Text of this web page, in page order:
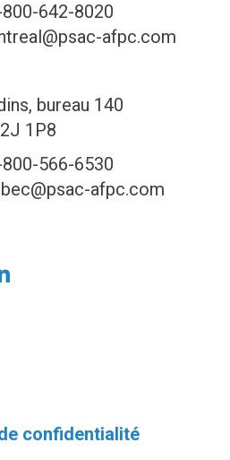
642-8020
afpc.com
bureau 140
1P8
566-6530
afpc.com
confidentialité